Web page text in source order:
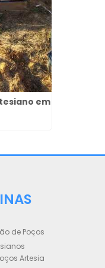
em
de Poços
Artesia